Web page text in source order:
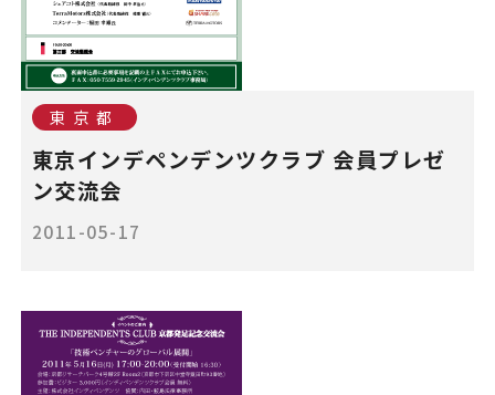
東京都
東京インデペンデンツクラブ 会員プレゼ
ン交流会
2011-05-17